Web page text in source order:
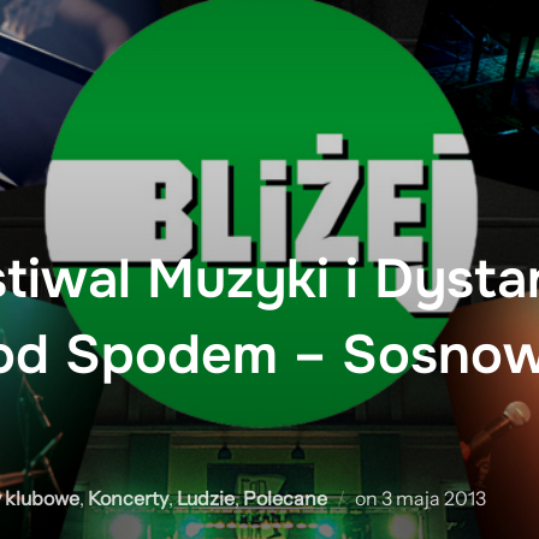
Muzyki i
Spodem –
klubowe,Koncerty,Ludzie,Polecane onPosted
on
3 maja 2013